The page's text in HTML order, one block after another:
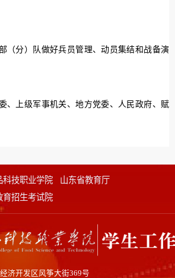
（分）队做好兵员管理、动员集结和战备演
、上级军事机关、地方党委、人民政府、赋
科技职业学院
山东省教育厅
育招生考试院
济开发区风筝大街369号